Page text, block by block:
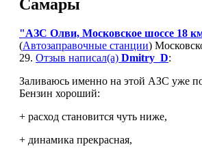
Самары
"АЗС Олви, Московское шоссе 18
(Автозаправочные станции)
29. Отзыв написал(а) Dmitry_D:
Заливаюсь именно на этой АЗС уже
Бензин хороший:
+ расход становится чуть ниже,
+ динамика прекрасная,